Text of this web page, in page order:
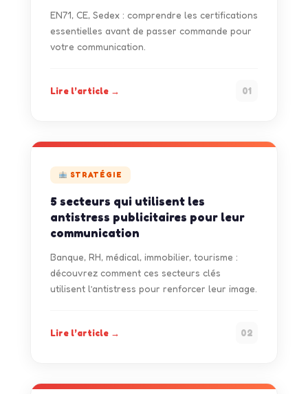
EN71, CE, Sedex : comprendre les certifications
essentielles avant de passer commande pour
votre communication.
Lire l’article → 01
STRATÉGIE
5 secteurs qui utilisent les
antistress publicitaires pour leur
communication
Banque, RH, médical, immobilier, tourisme :
découvrez comment ces secteurs clés
utilisent l’antistress pour renforcer leur image.
Lire l’article → 02